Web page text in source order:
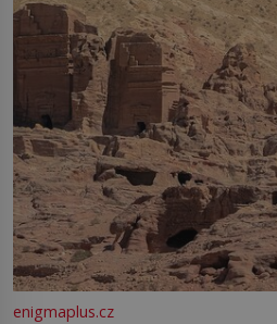
enigmaplus.cz